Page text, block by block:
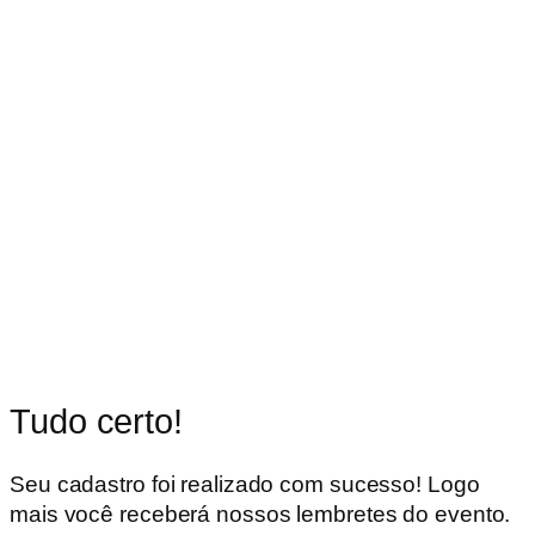
Tudo certo!
Seu cadastro foi realizado com sucesso! Logo
mais você receberá nossos lembretes do evento.